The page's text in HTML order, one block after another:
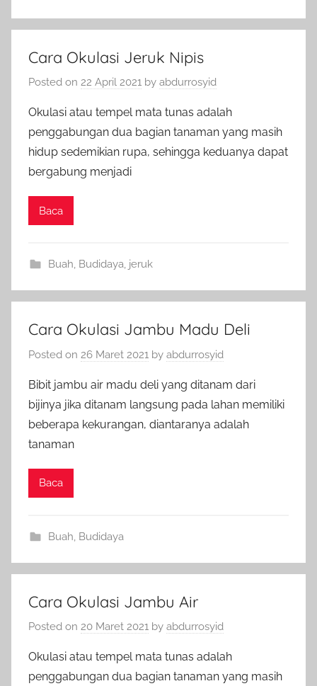
Cara Okulasi Jeruk Nipis
Posted on 22 April 2021 by abdurrosyid
Okulasi atau tempel mata tunas adalah
penggabungan dua bagian tanaman yang masih
hidup sedemikian rupa, sehingga keduanya dapat
bergabung menjadi
Baca
Buah, Budidaya, jeruk
Cara Okulasi Jambu Madu Deli
Posted on 26 Maret 2021 by abdurrosyid
Bibit jambu air madu deli yang ditanam dari
bijinya jika ditanam langsung pada lahan memiliki
beberapa kekurangan, diantaranya adalah
tanaman
Baca
Buah Budidaya
Cara Okulasi Jambu Air
Posted on 20 Maret 2021 by abdurrosyid
Okulasi atau tempel mata tunas adalah
penggabungan dua bagian tanaman yang masih